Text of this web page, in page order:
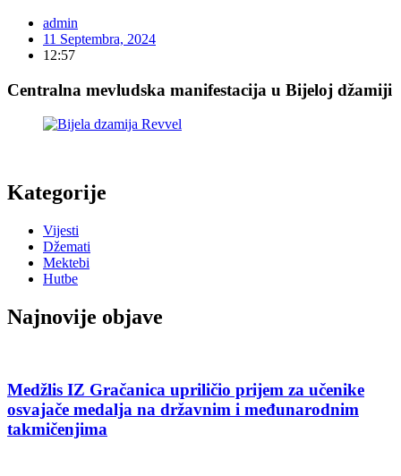
admin
11 Septembra, 2024
12:57
Centralna mevludska manifestacija u Bijeloj džamiji
Kategorije
Vijesti
Džemati
Mektebi
Hutbe
Najnovije objave
Medžlis IZ Gračanica upriličio prijem za učenike
osvajače medalja na državnim i međunarodnim
takmičenjima